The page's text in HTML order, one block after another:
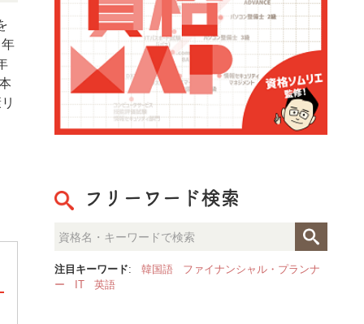
フリーワード検索
注目キーワード: 韓国語
ファイナンシャル・プランナ
ー
IT 英語